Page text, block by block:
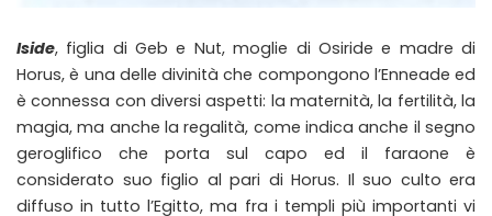
Iside, figlia di Geb e Nut, moglie di Osiride e madre di
Horus, è una delle divinità che compongono l’Enneade ed
è connessa con diversi aspetti: la maternità, la fertilità, la
magia, ma anche la regalità, come indica anche il segno
geroglifico che porta sul capo ed il faraone è
considerato suo figlio al pari di Horus. Il suo culto era
diffuso in tutto l’Egitto, ma fra i templi più importanti vi